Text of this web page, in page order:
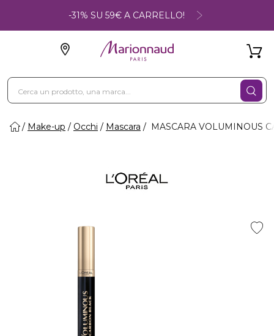
-31% SU 59€ A CARRELLO!
Make-up Occhi Mascara MASCARA VOLUMINOUS